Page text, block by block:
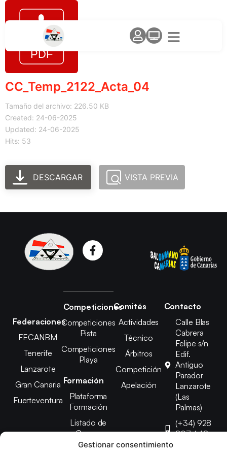
Gestionar consentimiento
CC_Temp_2122_Acta_04
Tamaño del archivo: 226.50 KB
Created: 24-06-2025
Updated: 24-06-2025
Hits: 53
DESCARGAR VISTA PREVIA
Federaciones
FECANBM
Tenerife
Lanzarote
Gran Canaria
Fuerteventura
Competiciones
Competiciones
Pista
Competiciones
Playa
Formación
Plataforma
Formación
Listado de
Cursos
Comités
Actividades
Técnico
Árbitros
Competición
Apelación
Contacto
Calle Blas
Cabrera
Felipe s/n
Edif.
Antiguo
Parador
Lanzarote
(Las
Palmas)
(+34) 928
807 648